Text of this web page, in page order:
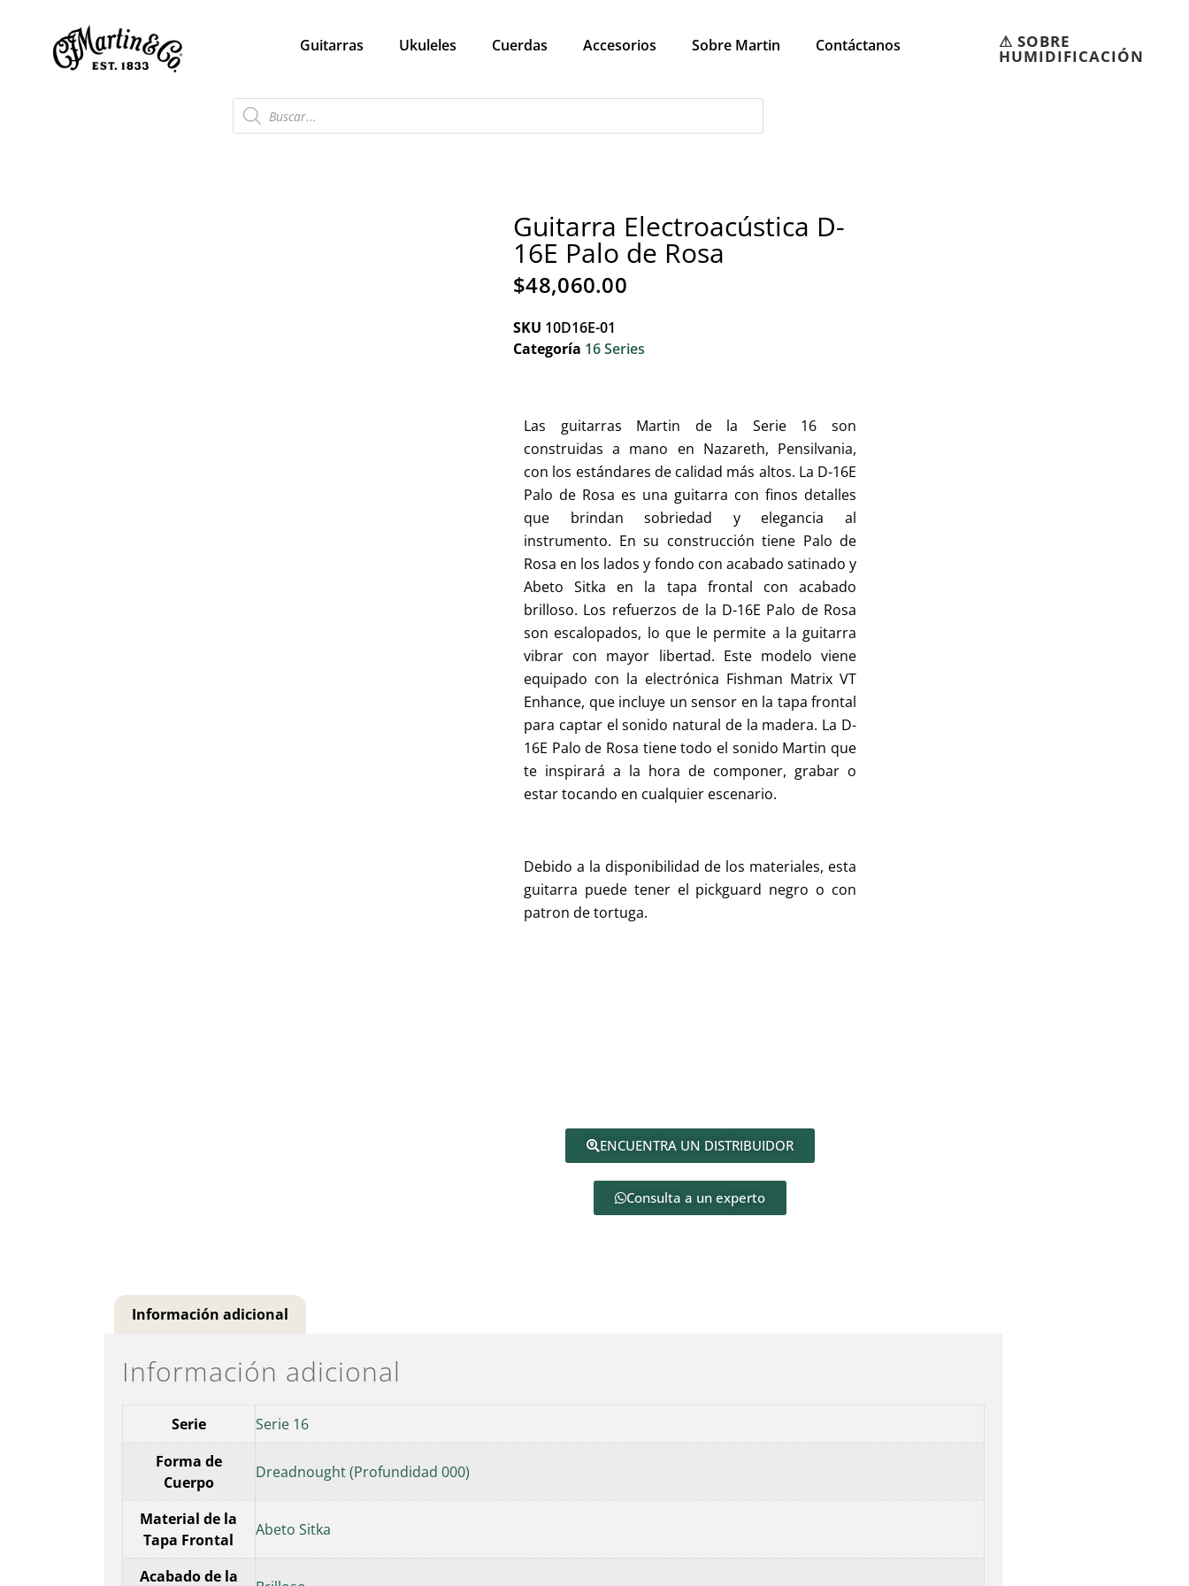
Guitarras Ukuleles Cuerdas Accesorios Sobre Martin Contáctanos ⚠︎ SOBRE
HUMIDIFICACIÓN
Guitarra Electroacústica D-
16E Palo de Rosa
$48,060.00
SKU 10D16E-01
Categoría 16 Series
Las guitarras Martin de la Serie 16 son
construidas a mano en Nazareth, Pensilvania,
con los estándares de calidad más altos. La D-16E
Palo de Rosa es una guitarra con finos detalles
que brindan sobriedad y elegancia al
instrumento. En su construcción tiene Palo de
Rosa en los lados y fondo con acabado satinado y
Abeto Sitka en la tapa frontal con acabado
brilloso. Los refuerzos de la D-16E Palo de Rosa
son escalopados, lo que le permite a la guitarra
vibrar con mayor libertad. Este modelo viene
equipado con la electrónica Fishman Matrix VT
Enhance, que incluye un sensor en la tapa frontal
para captar el sonido natural de la madera. La D-
16E Palo de Rosa tiene todo el sonido Martin que
te inspirará a la hora de componer, grabar o
estar tocando en cualquier escenario.
Debido a la disponibilidad de los materiales, esta
guitarra puede tener el pickguard negro o con
patron de tortuga.
ENCUENTRA UN DISTRIBUIDOR
Consulta a un experto
Información adicional
Información adicional
Serie
Serie 16
Forma de
Cuerpo
Dreadnought (Profundidad 000)
Material de la
Tapa Frontal
Abeto Sitka
Acabado de la